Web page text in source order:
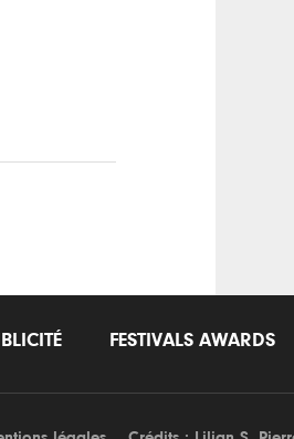
FESTIVALS AWARDS